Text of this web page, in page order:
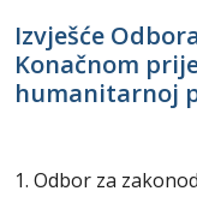
Izvješće
Konačnom
humanitarnoj
1. Odbor za